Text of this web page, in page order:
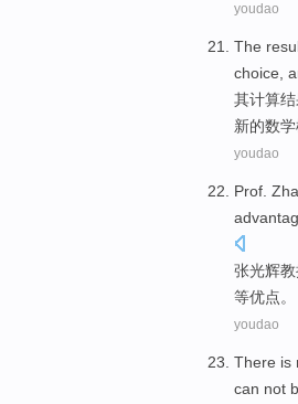
youdao
The
choice
其计算结
新的数学
youdao
Prof.
张光辉
等优点。
youdao
There is
can not